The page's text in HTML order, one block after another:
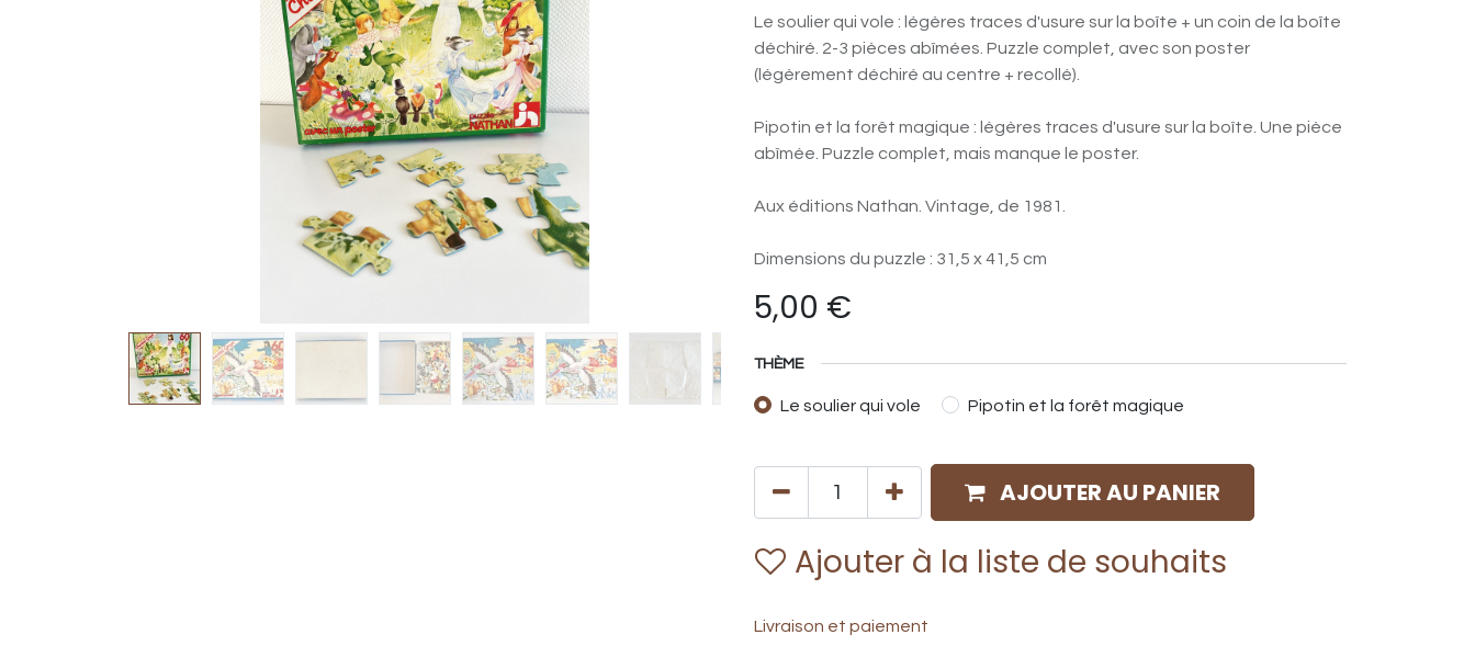
Le soulier qui vole : légères traces d'usure sur la boîte + un coin de la boîte
déchiré. 2-3 pièces abîmées. Puzzle complet, avec son poster
(légèrement déchiré au centre + recollé).
Pipotin et la forêt magique : légères traces d'usure sur la boîte. Une pièce
abîmée. Puzzle complet, mais manque le poster.
Aux éditions Nathan. Vintage, de 1981.
Dimensions du puzzle : 31,5 x 41,5 cm
5,00 €
THÈME
Le soulier qui vole Pipotin et la forêt magique
AJOUTER AU PANIER
Ajouter à la liste de souhaits
Livraison et paiement